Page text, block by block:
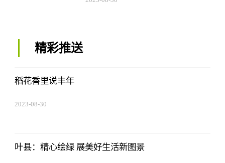
精彩推送
稻花香里说丰年
2023-08-30
叶县：精心绘绿 展美好生活新图景